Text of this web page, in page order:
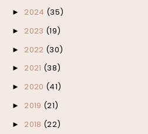
► 2024 (35)
► 2023 (19)
► 2022 (30)
► 2021 (38)
► 2020 (41)
► 2019 (21)
► 2018 (22)